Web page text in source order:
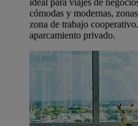
cómodas y modernas,
zona de trabajo
aparcamiento privado.